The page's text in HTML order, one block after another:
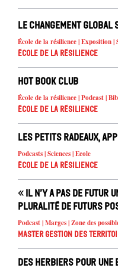
Le changement global
École de la résilience | Exposition |
École de la résilience
Hot book club
École de la résilience | Podcast |
École de la résilience
Les petits radeaux,
Podcasts | Sciences | Ecole
École de la résilience
« Il n’y a pas de futur
pluralité de futurs
Podcast | Marges | Zone des
Master Gestion des
Des herbiers pour une